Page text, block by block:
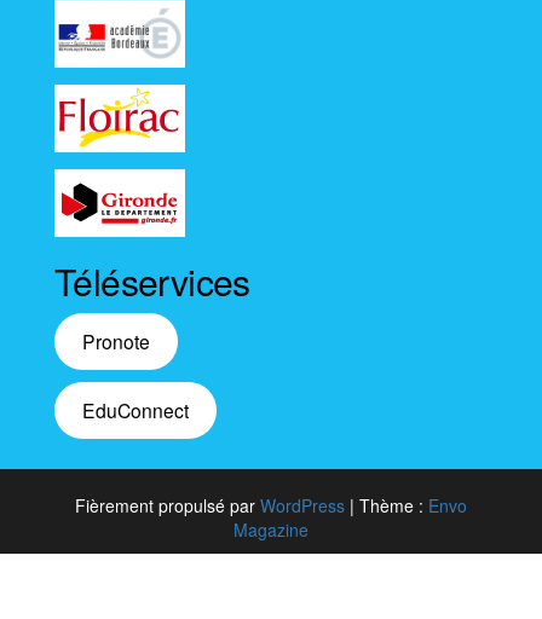
Téléservices
Pronote
EduConnect
Fièrement propulsé par WordPress | Thème : Envo
Magazine